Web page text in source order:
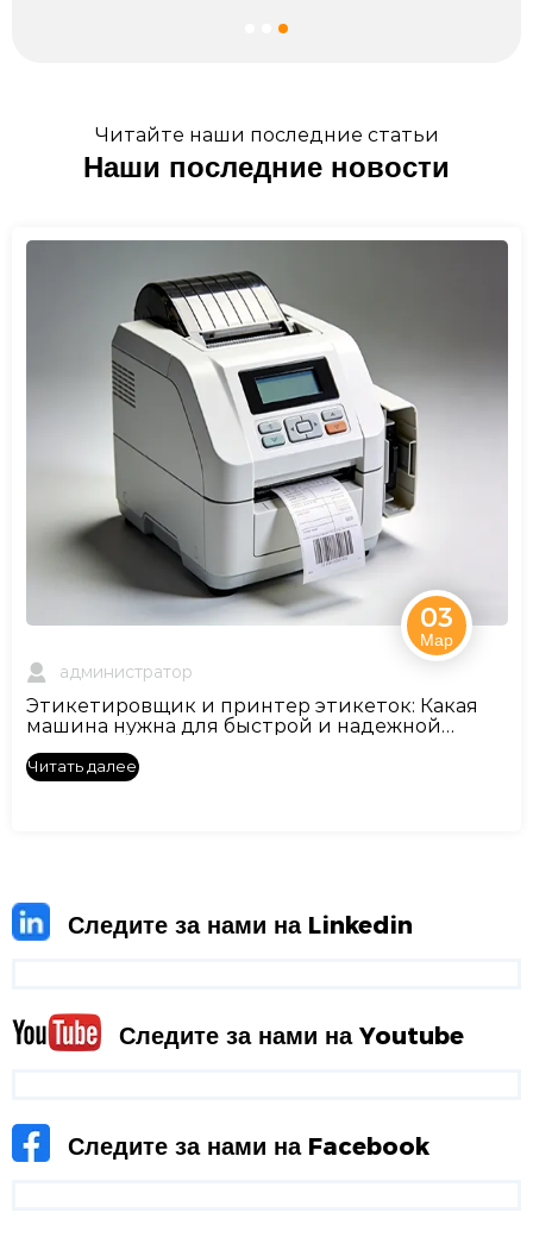
Читайте наши последние статьи
Наши последние новости
03
Мар
администратор
Этикетировщик и принтер этикеток: Какая
машина нужна для быстрой и надежной
Читать далее
Следите за нами на Linkedin
Следите за нами на Youtube
Следите за нами на Facebook